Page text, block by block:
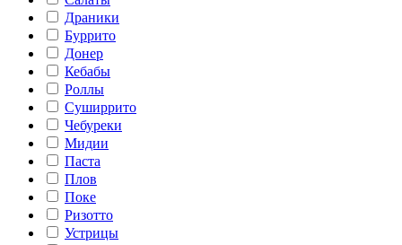
Драники
Буррито
Донер
Кебабы
Роллы
Суширрито
Чебуреки
Мидии
Паста
Плов
Поке
Ризотто
Устрицы